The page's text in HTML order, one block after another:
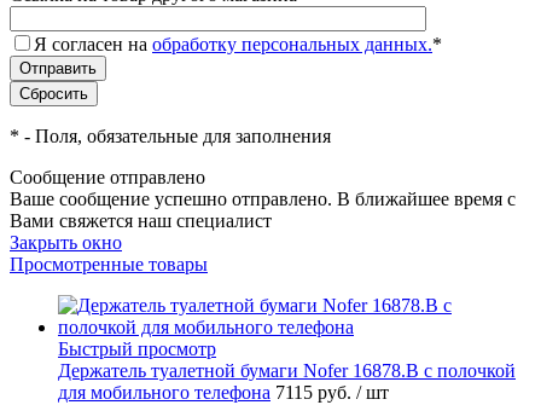
Я согласен на обработку персональных данных.*
* - Поля, обязательные для заполнения
Сообщение отправлено
Ваше сообщение успешно отправлено. В ближайшее время с
Вами свяжется наш специалист
Закрыть окно
Просмотренные товары
Быстрый просмотр
Держатель туалетной бумаги Nofer 16878.B с полочкой
для мобильного телефона 7115 руб. / шт